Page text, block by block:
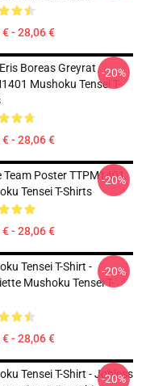
- 28,06 €
Boreas Greyrat
Mushoku Tensei T-
- 28,06 €
-20%
Team Poster TTPM1401
Tensei T-Shirts
- 28,06 €
-20%
Tensei T-Shirt -
Mushoku Tensei T-
- 28,06 €
-20%
Tensei T-Shirt - Jobless
-20%